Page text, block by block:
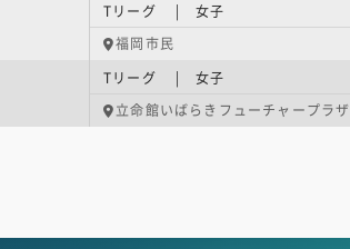
Tリーグ | 女子
福岡市民
Tリーグ | 女子
立命館いばらきフューチャープラザ